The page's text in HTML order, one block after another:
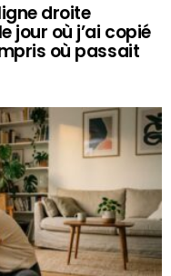
droite
jour où j’ai copié
où passait